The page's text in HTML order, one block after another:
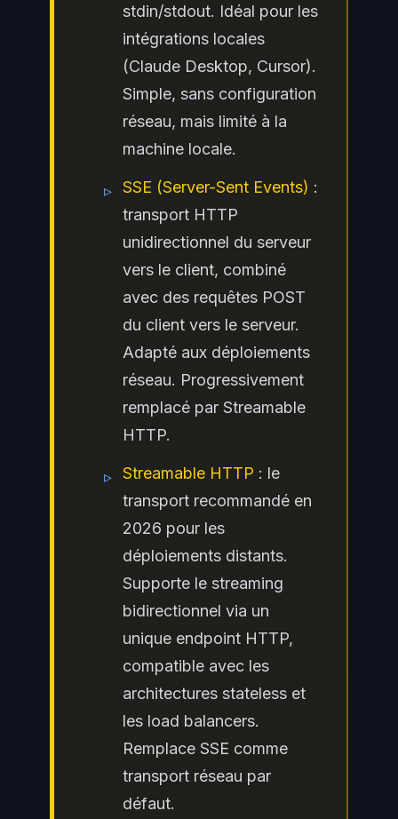
stdin/stdout. Idéal pour les
intégrations locales
(Claude Desktop, Cursor).
Simple, sans configuration
réseau, mais limité à la
machine locale.
▹ SSE (Server-Sent Events) :
transport HTTP
unidirectionnel du serveur
vers le client, combiné
avec des requêtes POST
du client vers le serveur.
Adapté aux déploiements
réseau. Progressivement
remplacé par Streamable
HTTP.
▹ Streamable HTTP : le
transport recommandé en
2026 pour les
déploiements distants.
Supporte le streaming
bidirectionnel via un
unique endpoint HTTP,
compatible avec les
architectures stateless et
les load balancers.
Remplace SSE comme
transport réseau par
défaut.